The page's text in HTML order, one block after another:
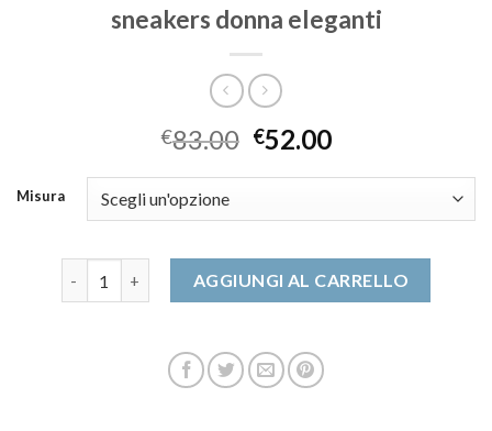
sneakers donna eleganti
€83.00 €52.00
Misura
AGGIUNGI AL CARRELLO